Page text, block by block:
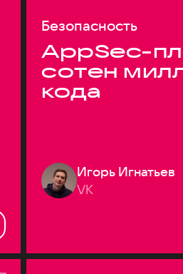
Безопасность
AppSec-
сотен
кода
Игорь Игнатьев
VK